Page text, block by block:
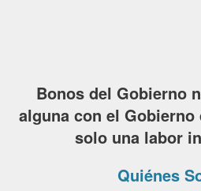
Bonos del Gobierno
alguna con el
solo una labor
Quiénes